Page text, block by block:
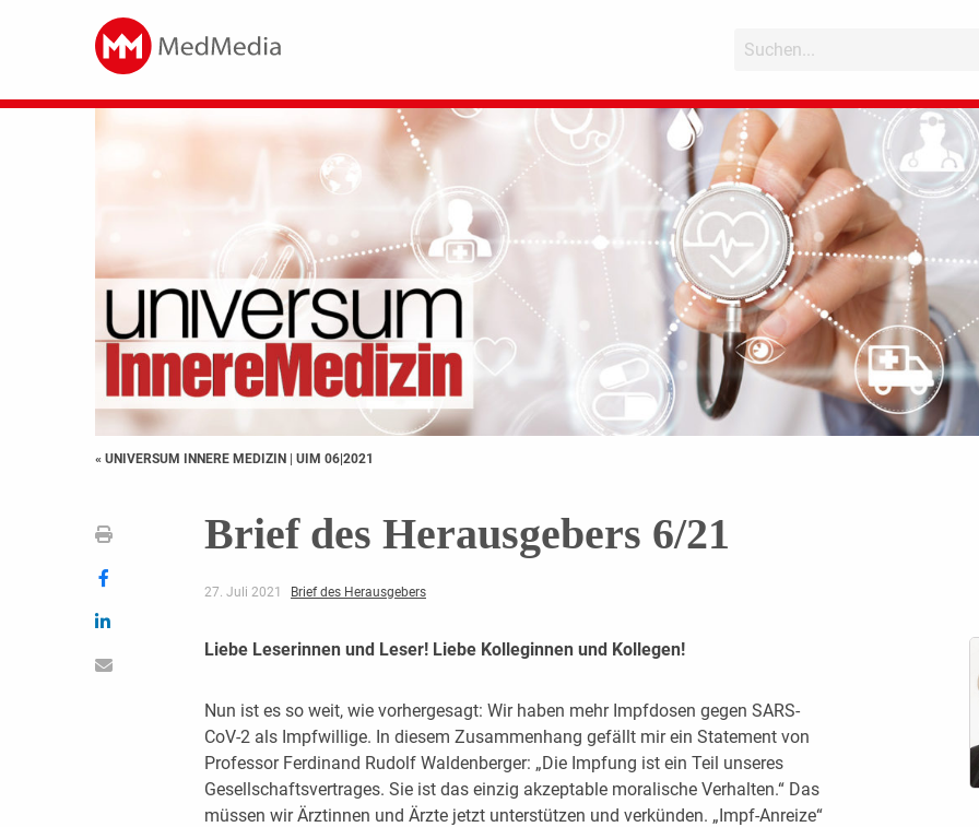
« UNIVERSUM INNERE MEDIZIN | UIM 06|2021
Brief des Herausgebers 6/21
27. Juli 2021 Brief des Herausgebers
Liebe Leserinnen und Leser! Liebe Kolleginnen und Kollegen!
Nun ist es so weit, wie vorhergesagt: Wir haben mehr Impfdosen gegen SARS-
CoV-2 als Impfwillige. In diesem Zusammenhang gefällt mir ein Statement von
Professor Ferdinand Rudolf Waldenberger: „Die Impfung ist ein Teil unseres
Gesellschaftsvertrages. Sie ist das einzig akzeptable moralische Verhalten.“ Das
müssen wir Ärztinnen und Ärzte jetzt unterstützen und verkünden. „Impf-Anreize“